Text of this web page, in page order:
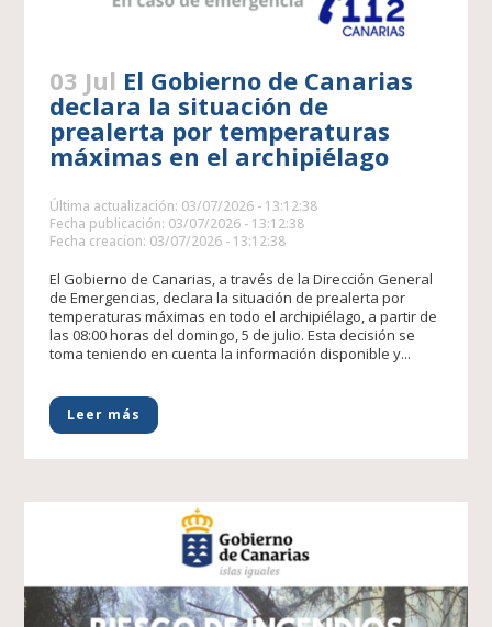
03 Jul El Gobierno de Canarias
declara la situación de
prealerta por temperaturas
máximas en el archipiélago
Última actualización: 03/07/2026 - 13:12:38
Fecha publicación: 03/07/2026 - 13:12:38
Fecha creacion: 03/07/2026 - 13:12:38
El Gobierno de Canarias, a través de la Dirección General
de Emergencias, declara la situación de prealerta por
temperaturas máximas en todo el archipiélago, a partir de
las 08:00 horas del domingo, 5 de julio. Esta decisión se
toma teniendo en cuenta la información disponible y...
Leer más